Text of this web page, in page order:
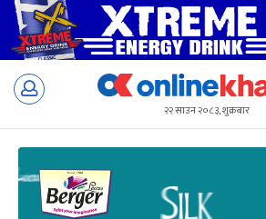
Skip
२२ साउन २०८३, शुक्रबार